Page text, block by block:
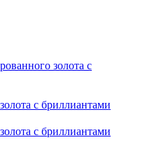
золота с
с бриллиантами
с бриллиантами